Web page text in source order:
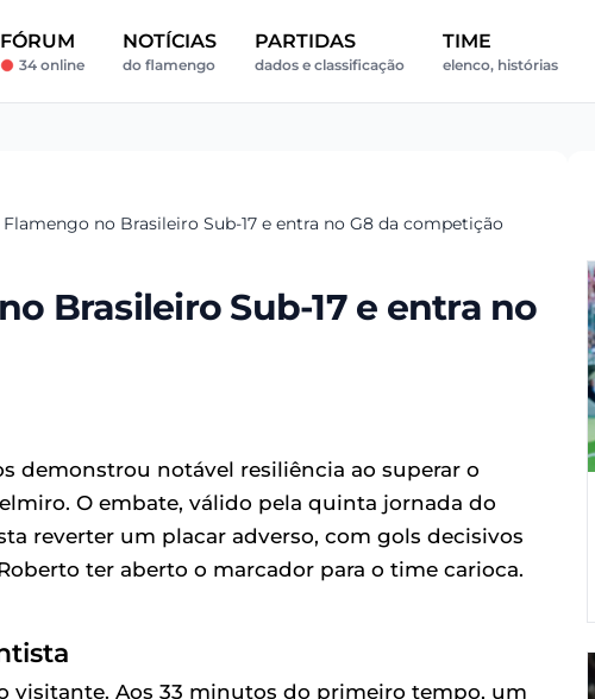
FÓRUM
34 online
NOTÍCIAS
do flamengo
PARTIDAS
dados e classificação
TIME
elenco, histórias
no Brasileiro Sub-17 e entra no G8 da competição
Brasileiro Sub-17 e entra no
demonstrou notável resiliência ao superar o
O embate, válido pela quinta jornada do
reverter um placar adverso, com gols decisivos
ter aberto o marcador para o time carioca.
visitante. Aos 33 minutos do primeiro tempo, um